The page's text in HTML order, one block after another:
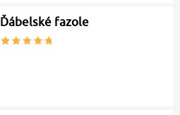
Ďábelské fazole